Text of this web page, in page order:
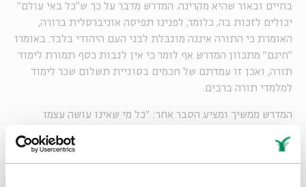
בחיים ובאור שהיא מקרינה. המדרש מדבר על כך ש"כל באי עולם"
יכולים לזכות בה, כלומר, לפנינו תפיסה אוניברסלית ברורה,
האומרת כי התורה איננה מוגבלת לבני העם היהודי בלבד. באומרו
"חינם" מתכוון המדרש אף לומר כי אין לגבות כסף תמורת לימוד
תורה, ואכן זו עמדתם של חכמים בסוגיית תשלום שכר לימוד
למלמדי תורה ברבים.
המדרש ממשיך ומציע הסבר אחר: "כל מי שאינו עושה עצמו
והצנוע, שאינו דורש לעצמו דבר, המתיר לכל המעוניין לפלוש
לתחומו הרוחני וליהנות מידיעותיו ומכישוריו - רק הוא יכול